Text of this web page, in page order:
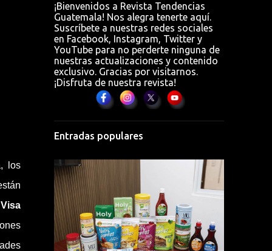
los
Visa
¡Bienvenidos a Revista Tendencias
Guatemala! Nos alegra tenerte aquí.
Suscríbete a nuestras redes sociales
en Facebook, Instagram, Twitter y
YouTube para no perderte ninguna de
nuestras actualizaciones y contenido
exclusivo. Gracias por visitarnos.
¡Disfruta de nuestra revista!
Entradas populares